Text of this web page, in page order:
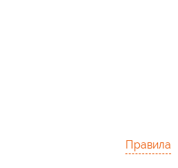
Правила